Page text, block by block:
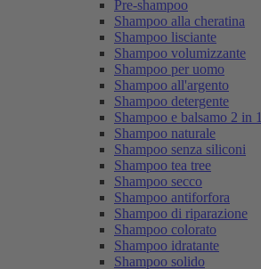
Pre-shampoo
Shampoo alla cheratina
Shampoo lisciante
Shampoo volumizzante
Shampoo per uomo
Shampoo all'argento
Shampoo detergente
Shampoo e balsamo 2 in 1
Shampoo naturale
Shampoo senza siliconi
Shampoo tea tree
Shampoo secco
Shampoo antiforfora
Shampoo di riparazione
Shampoo colorato
Shampoo idratante
Shampoo solido